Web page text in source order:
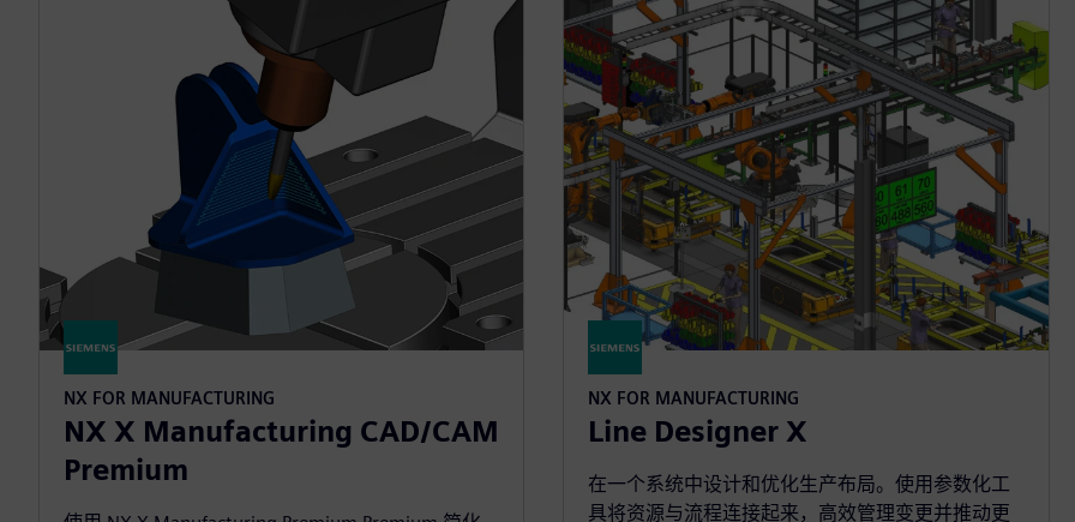
NX FOR MANUFACTURING
NX X Manufacturing CAD/CAM
Premium
NX FOR MANUFACTURING
Line Designer X
在一个系统中设计和优化生产布局。使用参数化工
具将资源与流程连接起来，高效管理变更并推动更